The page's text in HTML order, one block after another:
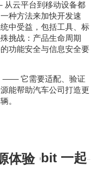
云平台到移动设备都
种方法来加快开发速
中受益，包括工具、标
挑战：产品生命周期
功能安全与信息安全要
—— 它需要适配、验证
能帮助汽车公司打造更
。
你的开源体验